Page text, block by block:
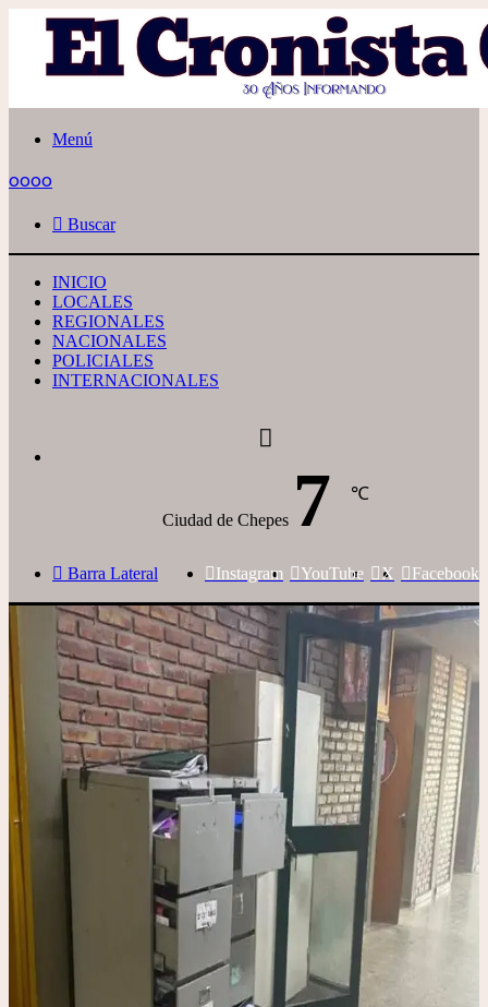
Menú
oooo
Buscar
INICIO
LOCALES
REGIONALES
NACIONALES
POLICIALES
INTERNACIONALES
Ciudad de Chepes 7 ℃
Facebook
X
YouTube
Instagram
Barra Lateral